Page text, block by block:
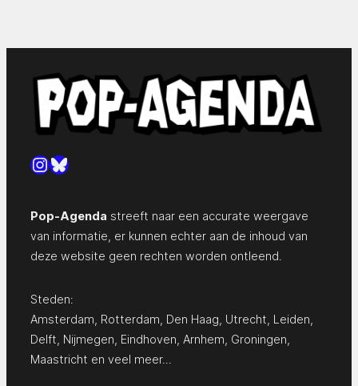
Instagram
Bluesky
Pop-Agenda streeft naar een accurate weergave
van informatie, er kunnen echter aan de inhoud van
deze website geen rechten worden ontleend.
Steden:
Amsterdam Rotterdam Den Haag Utrecht Leiden
Delft Nijmegen Eindhoven Arnhem Groningen
Maastricht en veel meer…